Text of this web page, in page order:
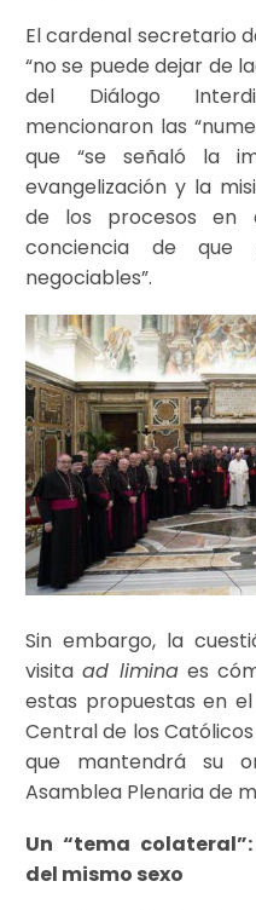
El cardenal secretario
“no se puede dejar de
del Diálogo
mencionaron las
que “se señaló la
evangelización y la
de los procesos en
conciencia de que
negociables”.
Sin embargo, la
visitaad liminaes
estas propuestas en el
Central de los
que mantendrá su
Asamblea Plenaria de
Un “tema
del mismo sexo